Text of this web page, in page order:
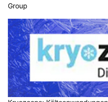
Group